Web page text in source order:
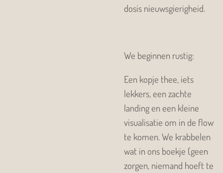
dosis nieuwsgierigheid.
We beginnen rustig:
Een kopje thee, iets
lekkers, een zachte
landing en een kleine
visualisatie om in de flow
te komen. We krabbelen
wat in ons boekje (geen
zorgen, niemand hoeft te